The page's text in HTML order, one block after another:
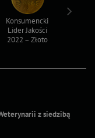
z siedzibą
Konsumencki
Lider Jakości
2022 – Złoto